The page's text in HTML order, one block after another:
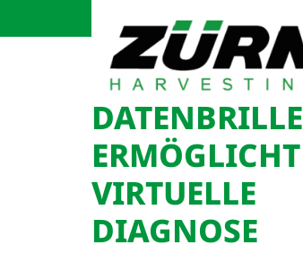
DATENBRILLE
ERMÖGLICHT
VIRTUELLE
DIAGNOSE